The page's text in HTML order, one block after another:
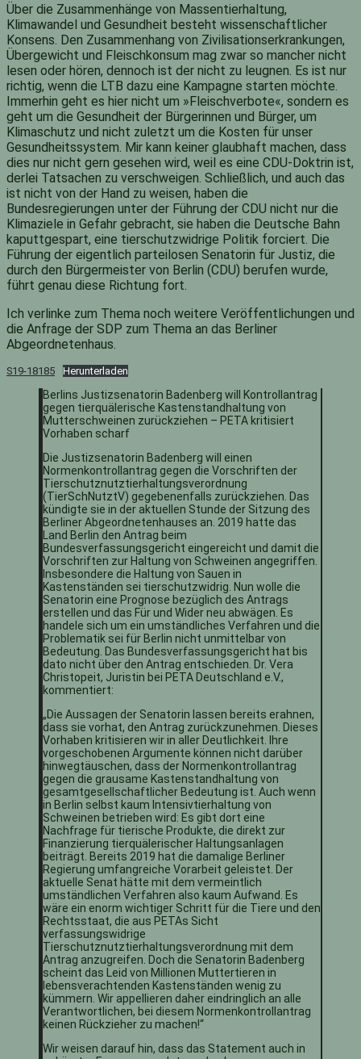
Über die Zusammenhänge von Massentierhaltung,
Klimawandel und Gesundheit besteht wissenschaftlicher
Konsens. Den Zusammenhang von Zivilisationserkrankungen,
Übergewicht und Fleischkonsum mag zwar so mancher nicht
lesen oder hören, dennoch ist der nicht zu leugnen. Es ist nur
richtig, wenn die LTB dazu eine Kampagne starten möchte.
Immerhin geht es hier nicht um »Fleischverbote«, sondern es
geht um die Gesundheit der Bürgerinnen und Bürger, um
Klimaschutz und nicht zuletzt um die Kosten für unser
Gesundheitssystem. Mir kann keiner glaubhaft machen, dass
dies nur nicht gern gesehen wird, weil es eine CDU-Doktrin ist,
derlei Tatsachen zu verschweigen. Schließlich, und auch das
ist nicht von der Hand zu weisen, haben die
Bundesregierungen unter der Führung der CDU nicht nur die
Klimaziele in Gefahr gebracht, sie haben die Deutsche Bahn
kaputtgespart, eine tierschutzwidrige Politik forciert. Die
Führung der eigentlich parteilosen Senatorin für Justiz, die
durch den Bürgermeister von Berlin (CDU) berufen wurde,
führt genau diese Richtung fort.
Ich verlinke zum Thema noch weitere Veröffentlichungen und
die Anfrage der SDP zum Thema an das Berliner
Abgeordnetenhaus.
S19-18185 Herunterladen
Berlins Justizsenatorin Badenberg will Kontrollantrag
gegen tierquälerische Kastenstandhaltung von
Mutterschweinen zurückziehen – PETA kritisiert
Vorhaben scharf
Die Justizsenatorin Badenberg will einen
Normenkontrollantrag gegen die Vorschriften der
Tierschutznutztierhaltungsverordnung
(TierSchNutztV) gegebenenfalls zurückziehen. Das
kündigte sie in der aktuellen Stunde der Sitzung des
Berliner Abgeordnetenhauses an. 2019 hatte das
Land Berlin den Antrag beim
Bundesverfassungsgericht eingereicht und damit die
Vorschriften zur Haltung von Schweinen angegriffen.
Insbesondere die Haltung von Sauen in
Kastenständen sei tierschutzwidrig. Nun wolle die
Senatorin eine Prognose bezüglich des Antrags
erstellen und das Für und Wider neu abwägen. Es
handele sich um ein umständliches Verfahren und die
Problematik sei für Berlin nicht unmittelbar von
Bedeutung. Das Bundesverfassungsgericht hat bis
dato nicht über den Antrag entschieden. Dr. Vera
Christopeit, Juristin bei PETA Deutschland e.V.,
kommentiert:
„Die Aussagen der Senatorin lassen bereits erahnen,
dass sie vorhat, den Antrag zurückzunehmen. Dieses
Vorhaben kritisieren wir in aller Deutlichkeit. Ihre
vorgeschobenen Argumente können nicht darüber
hinwegtäuschen, dass der Normenkontrollantrag
gegen die grausame Kastenstandhaltung von
gesamtgesellschaftlicher Bedeutung ist. Auch wenn
in Berlin selbst kaum Intensivtierhaltung von
Schweinen betrieben wird: Es gibt dort eine
Nachfrage für tierische Produkte, die direkt zur
Finanzierung tierquälerischer Haltungsanlagen
beiträgt. Bereits 2019 hat die damalige Berliner
Regierung umfangreiche Vorarbeit geleistet. Der
aktuelle Senat hätte mit dem vermeintlich
umständlichen Verfahren also kaum Aufwand. Es
wäre ein enorm wichtiger Schritt für die Tiere und den
Rechtsstaat, die aus PETAs Sicht
verfassungswidrige
Tierschutznutztierhaltungsverordnung mit dem
Antrag anzugreifen. Doch die Senatorin Badenberg
scheint das Leid von Millionen Muttertieren in
lebensverachtenden Kastenständen wenig zu
kümmern. Wir appellieren daher eindringlich an alle
Verantwortlichen, bei diesem Normenkontrollantrag
keinen Rückzieher zu machen!“
Wir weisen darauf hin, dass das Statement auch in